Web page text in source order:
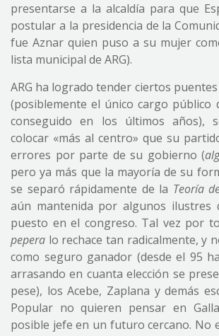
presentarse a la alcaldía para que
postular a la presidencia de la
fue Aznar quien puso a su mujer
lista municipal de ARG).
ARG ha logrado tender ciertos
(posiblemente el único cargo público
conseguido en los últimos años),
colocar «más al centro» que su
errores por parte de su gobierno (
pero ya más que la mayoría de su
se separó rápidamente de la Teoría
aún mantenida por algunos ilustres
puesto en el congreso. Tal vez por
pepera lo rechace tan radicalmente, y
como seguro ganador (desde el 95
arrasando en cuanta elección se
pese), los Acebe, Zaplana y demás
Popular no quieren pensar en
posible jefe en un futuro cercano. No